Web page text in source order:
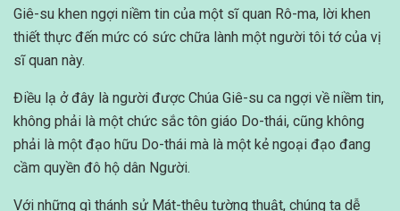
Giê-su khen ngợi niềm tin của một sĩ quan Rô-ma, lời khen
thiết thực đến mức có sức chữa lành một người tôi tớ của vị
sĩ quan này.
Điều lạ ở đây là người được Chúa Giê-su ca ngợi về niềm tin,
không phải là một chức sắc tôn giáo Do-thái, cũng không
phải là một đạo hữu Do-thái mà là một kẻ ngoại đạo đang
cầm quyền đô hộ dân Người.
Với những gì thánh sử Mát-thêu tường thuật, chúng ta dễ